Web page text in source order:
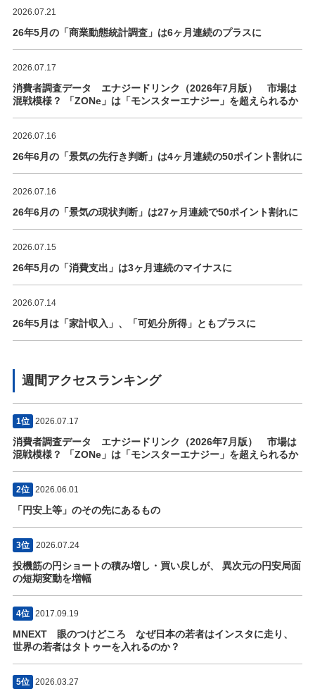
2026.07.21
26年5月の「商業動態統計調査」は6ヶ月連続のプラスに
2026.07.17
消費者調査データ エナジードリンク（2026年7月版） 市場は
混戦模様？ 「ZONe」は「モンスターエナジー」を超えられるか
2026.07.16
26年6月の「景気の先行き判断」は4ヶ月連続の50ポイント割れに
2026.07.16
26年6月の「景気の現状判断」は27ヶ月連続で50ポイント割れに
2026.07.15
26年5月の「消費支出」は3ヶ月連続のマイナスに
2026.07.14
26年5月は「家計収入」、「可処分所得」ともプラスに
週間アクセスランキング
1位 2026.07.17
消費者調査データ エナジードリンク（2026年7月版） 市場は
混戦模様？ 「ZONe」は「モンスターエナジー」を超えられるか
2位 2026.06.01
「円安上等」のその先にあるもの
3位 2026.07.24
投機筋の円ショートの積み増し・買い戻しが、 異次元の円安局面
の短期変動を増幅
4位 2017.09.19
MNEXT 眼のつけどころ なぜ日本の若者はインスタに走り、
世界の若者はタトゥーを入れるのか？
5位 2026.03.27